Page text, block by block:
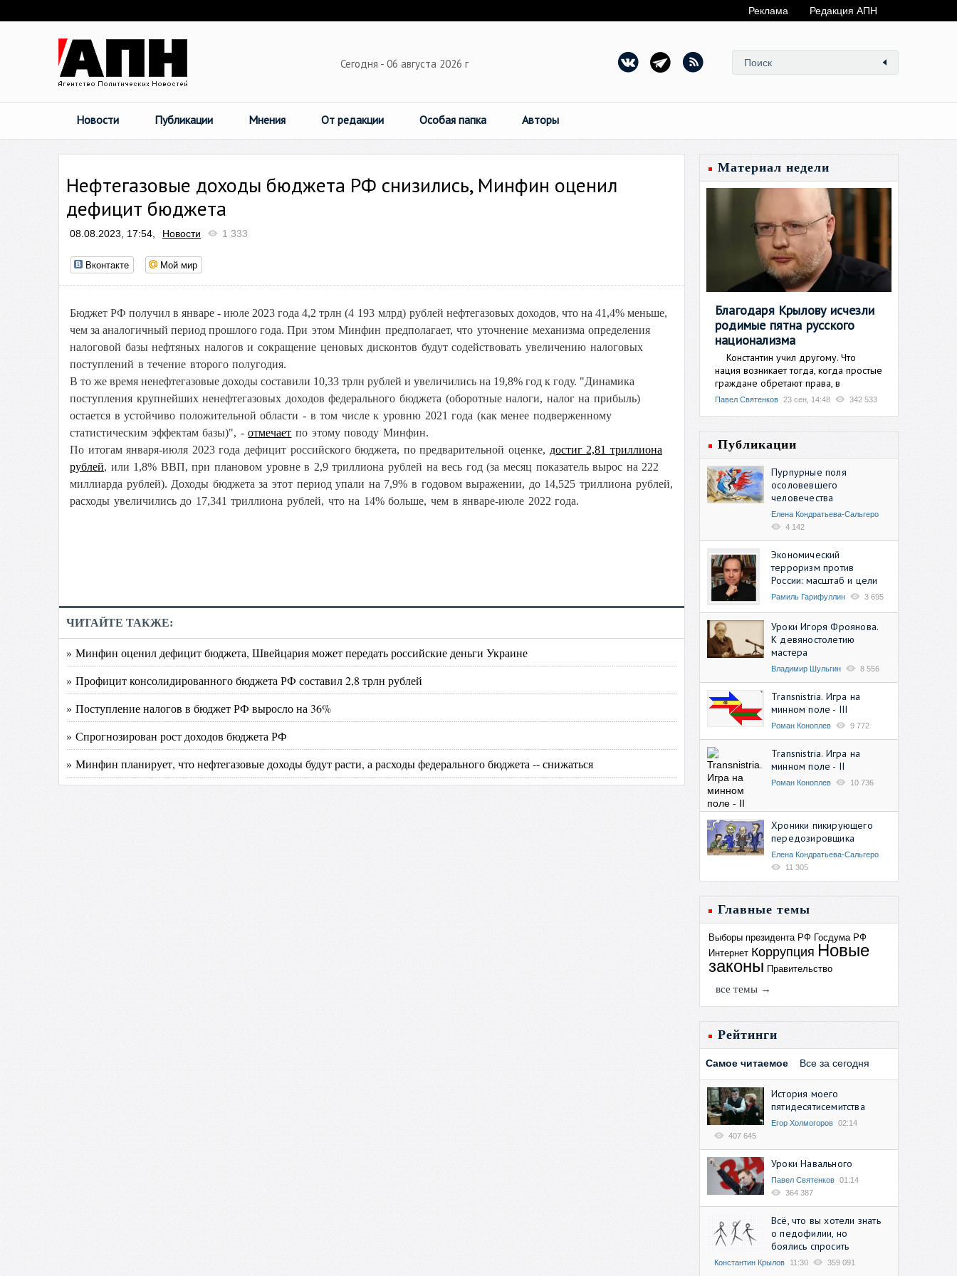
Реклама Редакция АПН
Сегодня - 06 августа 2026 г
Новости Публикации Мнения От редакции Особая папка Авторы
Нефтегазовые доходы бюджета РФ снизились, Минфин оценил
дефицит бюджета
08.08.2023, 17:54, Новости 1 333
Вконтакте Мой мир
Бюджет РФ получил в январе - июле 2023 года 4,2 трлн (4 193 млрд) рублей нефтегазовых доходов, что на 41,4% меньше,
чем за аналогичный период прошлого года. При этом Минфин предполагает, что уточнение механизма определения
налоговой базы нефтяных налогов и сокращение ценовых дисконтов будут содействовать увеличению налоговых
поступлений в течение второго полугодия.
В то же время ненефтегазовые доходы составили 10,33 трлн рублей и увеличились на 19,8% год к году. "Динамика
поступления крупнейших ненефтегазовых доходов федерального бюджета (оборотные налоги, налог на прибыль)
остается в устойчиво положительной области - в том числе к уровню 2021 года (как менее подверженному
статистическим эффектам базы)", -отмечает по этому поводу Минфин.
По итогам января-июля 2023 года дефицит российского бюджета, по предварительной оценке, достиг 2,81 триллиона
рублей, или 1,8% ВВП, при плановом уровне в 2,9 триллиона рублей на весь год (за месяц показатель вырос на 222
миллиарда рублей). Доходы бюджета за этот период упали на 7,9% в годовом выражении, до 14,525 триллиона рублей,
расходы увеличились до 17,341 триллиона рублей, что на 14% больше, чем в январе-июле 2022 года.
ЧИТАЙТЕ ТАКЖЕ:
» Минфин оценил дефицит бюджета, Швейцария может передать российские деньги Украине
» Профицит консолидированного бюджета РФ составил 2,8 трлн рублей
» Поступление налогов в бюджет РФ выросло на 36%
» Спрогнозирован рост доходов бюджета РФ
» Минфин планирует, что нефтегазовые доходы будут расти, а расходы федерального бюджета -- снижаться
Материал недели
Благодаря Крылову исчезли
родимые пятна русского
национализма
Константин учил другому. Что
нация возникает тогда, когда простые
граждане обретают права, в
Павел Святенков 23 сен, 14:48 342 533
Публикации
Пурпурные поля
осоловевшего
человечества
Елена Кондратьева-Сальгеро
4 142
Экономический
терроризм против
России: масштаб и цели
Рамиль Гарифуллин 3 695
Уроки Игоря Фроянова.
К девяностолетию
мастера
Владимир Шульгин 8 556
Transnistria. Игра на
минном поле - III
Роман Коноплев 9 772
Transnistria. Игра на
минном поле - II
Роман Коноплев 10 736
Хроники пикирующего
передозировщика
Елена Кондратьева-Сальгеро
11 305
Главные темы
Выборы президента РФ Госдума РФ
Интернет Коррупция Новые
законы Правительство
все темы →
Рейтинги
Самое читаемое Все за сегодня
История моего
пятидесятисемитства
Егор Холмогоров 02:14
407 645
Уроки Навального
Павел Святенков 01:14
364 387
Всё, что вы хотели знать
о педофилии, но
боялись спросить
Константин Крылов 11:30 359 091